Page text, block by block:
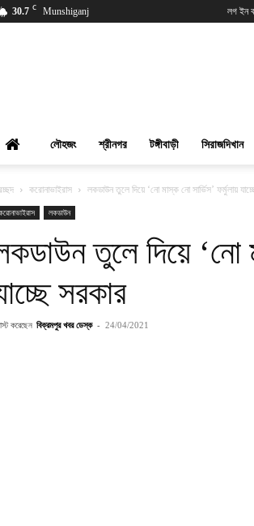
30.7 C Munshiganj লগ ইন
লৌহজং শ্রীনগর টঙ্গীবাড়ী সিরাজদিখান
করোনাভাইরাস
লকডাউন তুলে দিয়ে ‘নো মাস্ক নো সার্ভিস’ ফর্মুলায়
লকডাউন
তুলে দিয়ে ‘নো
সরকার
করেছেন বিক্রমপুর খবর ডেস্ক - 24/04/2021